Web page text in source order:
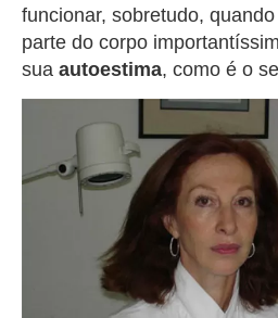
funcionar, sobretudo,
parte do corpo
sua autoestima, como é o